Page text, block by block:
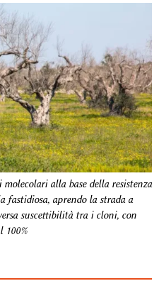
alla base della resistenza
fastidiosa, aprendo la strada a
suscettibilità tra i cloni, con
100%